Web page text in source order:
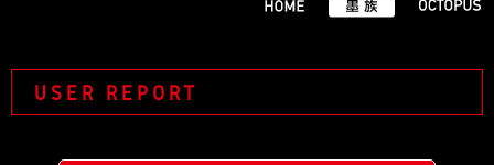
USER REPORT